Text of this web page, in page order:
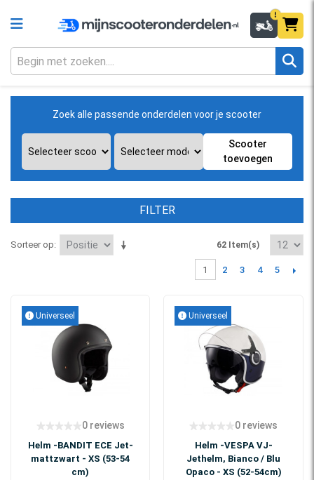
Zoek alle passende onderdelen voor je scooter
Scooter
toevoegen
FILTER
Sorteer op 62 Item(s)
1 2 3 4 5
Universeel
0 reviews
Helm -BANDIT ECE Jet-
mattzwart - XS (53-54
cm)
Universeel
0 reviews
Helm -VESPA VJ-
Jethelm, Bianco / Blu
Opaco - XS (52-54cm)